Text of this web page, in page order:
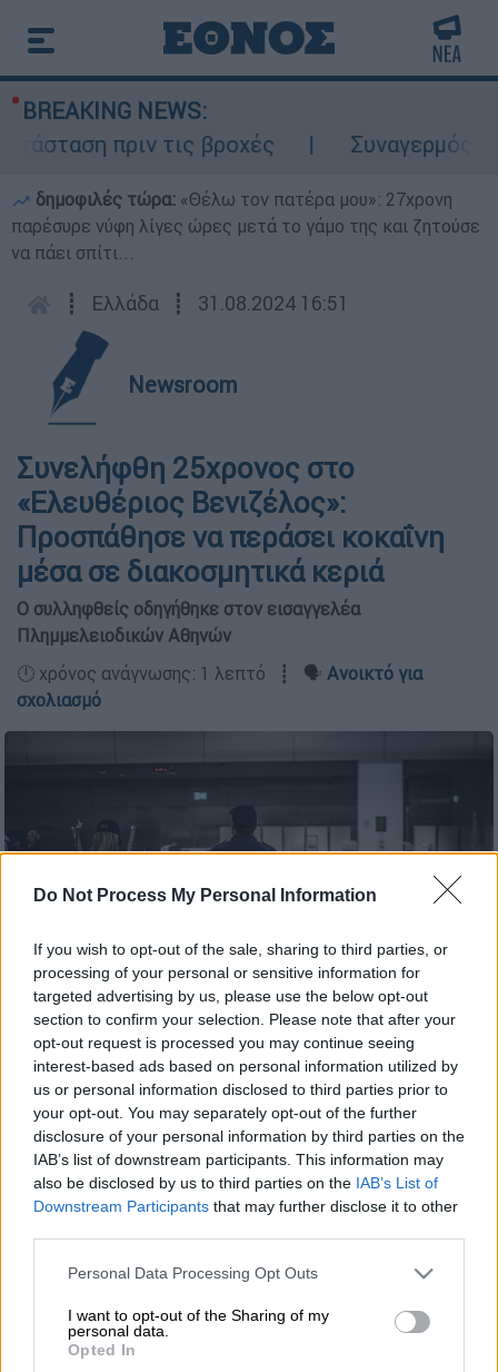
Do Not Process My Personal Information
If you wish to opt-out of the sale, sharing to third parties, or
processing of your personal or sensitive information for
targeted advertising by us, please use the below opt-out
section to confirm your selection. Please note that after your
opt-out request is processed you may continue seeing
interest-based ads based on personal information utilized by
us or personal information disclosed to third parties prior to
your opt-out. You may separately opt-out of the further
disclosure of your personal information by third parties on the
IAB’s list of downstream participants. This information may
also be disclosed by us to third parties on the IAB’s List of
Downstream Participants that may further disclose it to other
Please note that this website/app uses one or more Google
not limited to your visit or usage behaviour. You may click to
grant or deny consent to Google and its third-party tags to
use your data for below specified purposes in below Google
Personal Data Processing Opt Outs
I want to opt-out of the Sharing of my
personal data.
Opted In
BREAKING NEWS:
πριν τις βροχές
Συναγερμός
δημοφιλές τώρα: «Θέλω τον πατέρα μου»: 27χρονη
παρέσυρε νύφη λίγες ώρες μετά το γάμο της και ζητούσε
να πάει σπίτι...
┋ Ελλάδα ┋ 31.08.2024 16:51
Newsroom
Συνελήφθη 25χρονος στο
«Ελευθέριος Βενιζέλος»:
Προσπάθησε να περάσει κοκαΐνη
μέσα σε διακοσμητικά κεριά
Ο συλληφθείς οδηγήθηκε στον εισαγγελέα
Πλημμελειοδικών Αθηνών
🕛 χρόνος ανάγνωσης: 1 λεπτό ┋ 🗣️ Ανοικτό για
σχολιασμό
Ελευθέριος Βενιζέλος/ Eurokinissi
Προσθέστε το ΕΘΝΟΣ στη Google
Στο πλαίσιο του αυτοφώρου, συνελήφθη
χθες το μεσημέρι, στο αεροδρόμιο
Ασφάλειας Αττικής, 25χρονος,
κατηγορούμενος για παράβαση της
νομοθεσίας περί